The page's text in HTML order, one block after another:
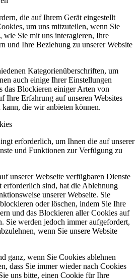
die auf Ihrem Gerät eingestellt
um uns mitzuteilen, wenn Sie
wie Sie mit uns interagieren, Ihre
und Ihre Beziehung zu unserer Website
Kategorienüberschriften, um
auch einige Ihrer Einstellungen
das Blockieren einiger Arten von
Ihre Erfahrung auf unseren Websites
die wir anbieten können.
erforderlich, um Ihnen die auf unserer
und Funktionen zur Verfügung zu
unserer Webseite verfügbaren Dienste
erforderlich sind, hat die Ablehnung
unserer Webseite. Sie
oder löschen, indem Sie Ihre
und das Blockieren aller Cookies auf
Sie werden jedoch immer aufgefordert,
wenn Sie unsere Website
ganz, wenn Sie Cookies ablehnen
dass Sie immer wieder nach Cookies
uns bitte, einen Cookie für Ihre